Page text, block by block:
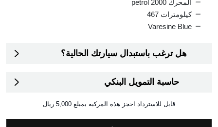
المحرك 2000 petrol
كيلومترات 467
Varesine Blue
هل ترغب باستبدال سيارتك الحالية؟
حاسبة التمويل البنكي
احجز هذه المركبة بمبلغ 5,000 قابل للاسترداد